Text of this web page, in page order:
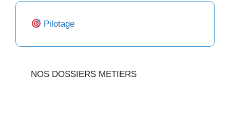
Pilotage
NOS DOSSIERS METIERS